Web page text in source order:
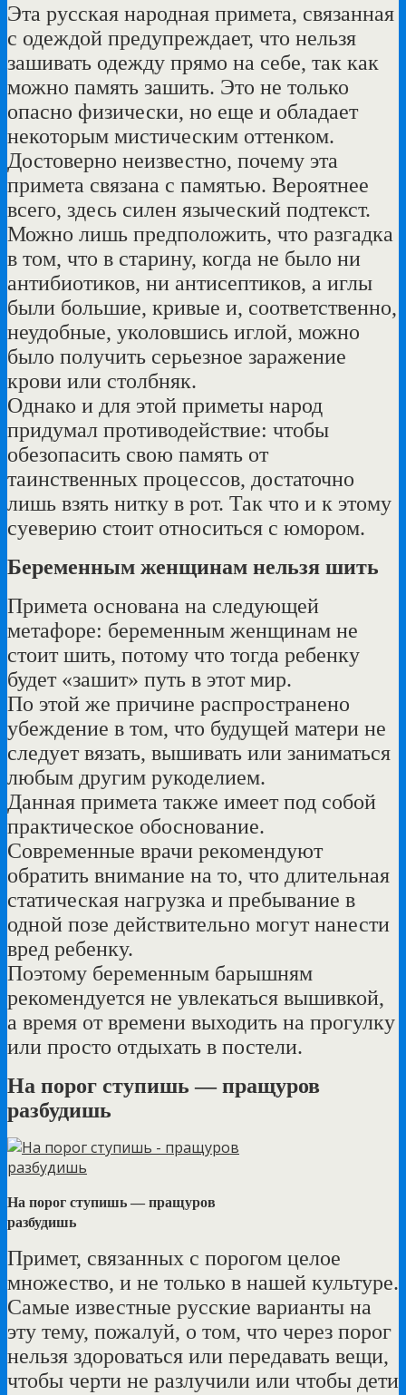
Эта русская народная примета, связанная
с одеждой предупреждает, что нельзя
зашивать одежду прямо на себе, так как
можно память зашить. Это не только
опасно физически, но еще и обладает
некоторым мистическим оттенком.
Достоверно неизвестно, почему эта
примета связана с памятью. Вероятнее
всего, здесь силен языческий подтекст.
Можно лишь предположить, что разгадка
в том, что в старину, когда не было ни
антибиотиков, ни антисептиков, а иглы
были большие, кривые и, соответственно,
неудобные, уколовшись иглой, можно
было получить серьезное заражение
крови или столбняк.
Однако и для этой приметы народ
придумал противодействие: чтобы
обезопасить свою память от
таинственных процессов, достаточно
лишь взять нитку в рот. Так что и к этому
суеверию стоит относиться с юмором.
Беременным женщинам нельзя шить
Примета основана на следующей
метафоре: беременным женщинам не
стоит шить, потому что тогда ребенку
будет «зашит» путь в этот мир.
По этой же причине распространено
убеждение в том, что будущей матери не
следует вязать, вышивать или заниматься
любым другим рукоделием.
Данная примета также имеет под собой
практическое обоснование.
Современные врачи рекомендуют
обратить внимание на то, что длительная
статическая нагрузка и пребывание в
одной позе действительно могут нанести
вред ребенку.
Поэтому беременным барышням
рекомендуется не увлекаться вышивкой,
а время от времени выходить на прогулку
или просто отдыхать в постели.
На порог ступишь — пращуров
разбудишь
На порог ступишь — пращуров
разбудишь
Примет, связанных с порогом целое
множество, и не только в нашей культуре.
Самые известные русские варианты на
эту тему, пожалуй, о том, что через порог
нельзя здороваться или передавать вещи,
чтобы черти не разлучили или чтобы дети